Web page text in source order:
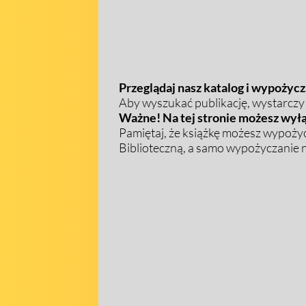
Przeglądaj nasz katalog i
Aby wyszukać publikację,
Ważne! Na tej stronie możesz
Pamiętaj, że książkę możesz
Biblioteczną, a samo wypożyczanie